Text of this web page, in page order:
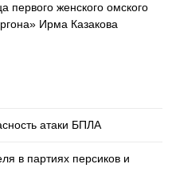
первого женского омского
Ирма Казакова
атаки БПЛА
в партиях персиков и